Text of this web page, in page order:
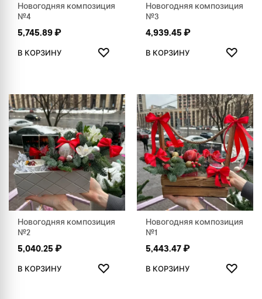
Новогодняя композиция
№4
5,745.89₽
В КОРЗИНУ ♡
ДОБАВИТЬ В ИЗБРАННОЕ
Новогодняя композиция
№3
4,939.45₽
В КОРЗИНУ ♡
Новогодняя композиция
№2
5,040.25₽
В КОРЗИНУ ♡
ДОБАВИТЬ В ИЗБРАННОЕ
Новогодняя композиция
№1
5,443.47₽
В КОРЗИНУ ♡